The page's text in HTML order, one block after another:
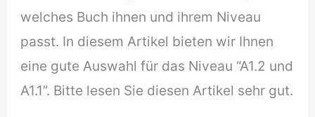
welches Buch ihnen und ihrem Niveau
passt. In diesem Artikel bieten wir Ihnen
eine gute Auswahl für das Niveau “A1.2 und
A1.1”. Bitte lesen Sie diesen Artikel sehr gut.